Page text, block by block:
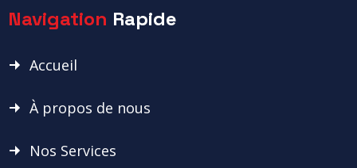
Navigation Rapide
Accueil
À propos de nous
Nos Services